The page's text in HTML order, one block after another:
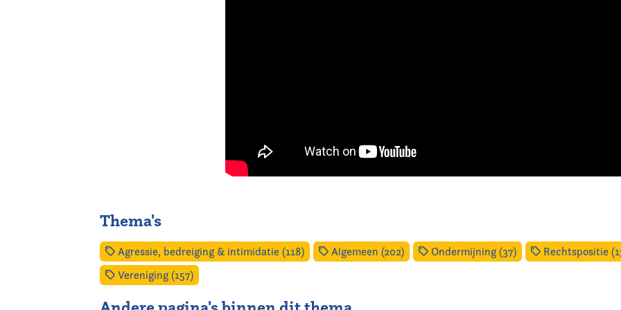
Thema's
Agressie, bedreiging & intimidatie (118) Algemeen (202) Ondermijning (37) Rechtspositie
Vereniging (157)